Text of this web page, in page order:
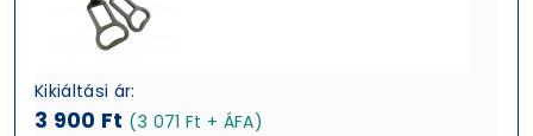
Kikiáltási ár:
3 900 Ft (3 071 Ft + ÁFA)